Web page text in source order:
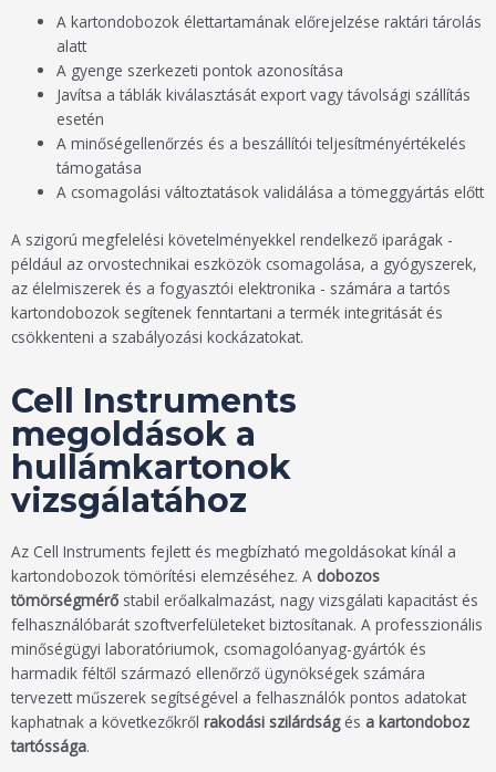
A kartondobozok élettartamának előrejelzése raktári tárolás
alatt
A gyenge szerkezeti pontok azonosítása
Javítsa a táblák kiválasztását export vagy távolsági szállítás
esetén
A minőségellenőrzés és a beszállítói teljesítményértékelés
támogatása
A csomagolási változtatások validálása a tömeggyártás előtt
A szigorú megfelelési követelményekkel rendelkező iparágak -
például az orvostechnikai eszközök csomagolása, a gyógyszerek,
az élelmiszerek és a fogyasztói elektronika - számára a tartós
kartondobozok segítenek fenntartani a termék integritását és
csökkenteni a szabályozási kockázatokat.
Cell Instruments
megoldások a
hullámkartonok
vizsgálatához
Az Cell Instruments fejlett és megbízható megoldásokat kínál a
kartondobozok tömörítési elemzéséhez. A dobozos
tömörségmérő stabil erőalkalmazást, nagy vizsgálati kapacitást és
felhasználóbarát szoftverfelületeket biztosítanak. A professzionális
minőségügyi laboratóriumok, csomagolóanyag-gyártók és
harmadik féltől származó ellenőrző ügynökségek számára
tervezett műszerek segítségével a felhasználók pontos adatokat
kaphatnak a következőkről rakodási szilárdságés a kartondoboz
tartóssága.